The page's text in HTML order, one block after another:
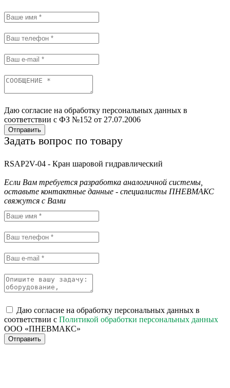
Даю согласие на обработку персональных данных в
соответствии с ФЗ №152 от 27.07.2006
Отправить
Задать вопрос по товару
RSAP2V-04 - Кран шаровой гидравлический
Если Вам требуется разработка аналогичной системы,
оставьте контактные данные - специалисты ПНЕВМАКС
свяжутся с Вами
Даю согласие на обработку персональных данных в
соответствии с Политикой обработки персональных данных
ООО «ПНЕВМАКС»
Отправить